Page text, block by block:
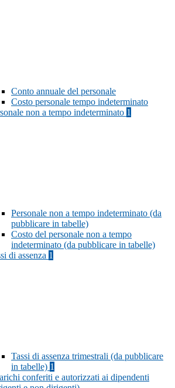
Conto annuale del personale
Costo personale tempo indeterminato
non a tempo indeterminato 1
Personale non a tempo indeterminato (da
pubblicare in tabelle)
Costo del personale non a tempo
indeterminato (da pubblicare in tabelle)
di assenza 1
Tassi di assenza trimestrali (da pubblicare
in tabelle) 1
conferiti e autorizzati ai dipendenti